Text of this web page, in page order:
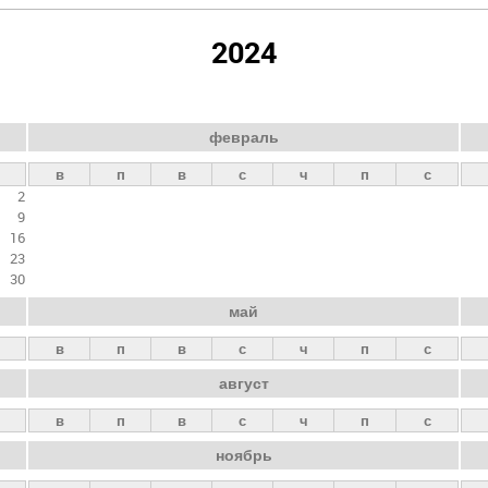
2024
2
9
16
23
30
февраль
в п в с ч п с
май
в п в с ч п с
август
в п в с ч п с
ноябрь